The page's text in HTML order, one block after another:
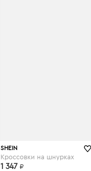
SHEIN
Кроссовки на шнурках
1 347 ₽